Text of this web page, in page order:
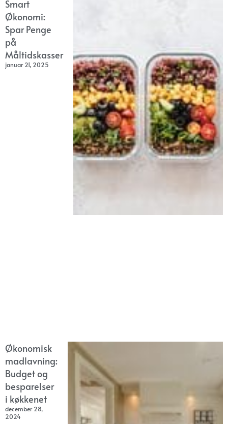
Smart
Økonomi:
Spar Penge
på
Måltidskasser
januar 21, 2025
Økonomisk
madlavning:
Budget og
besparelser
i køkkenet
december 28,
2024